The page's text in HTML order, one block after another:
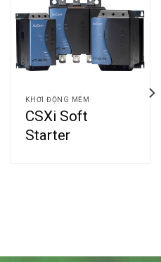
KHỞI ĐỘNG MỀM
CSXi Soft
Starter